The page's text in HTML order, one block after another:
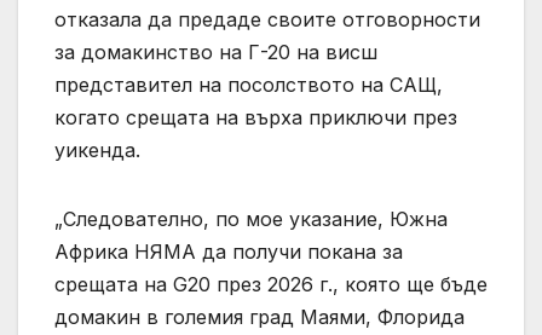
отказала да предаде своите отговорности
за домакинство на Г-20 на висш
представител на посолството на САЩ,
когато срещата на върха приключи през
уикенда.
„Следователно, по мое указание, Южна
Африка НЯМА да получи покана за
срещата на G20 през 2026 г., която ще бъде
домакин в големия град Маями, Флорида